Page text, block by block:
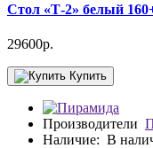
Стол «Т-2» белый
29600р.
Купить
Производители
Наличие: В